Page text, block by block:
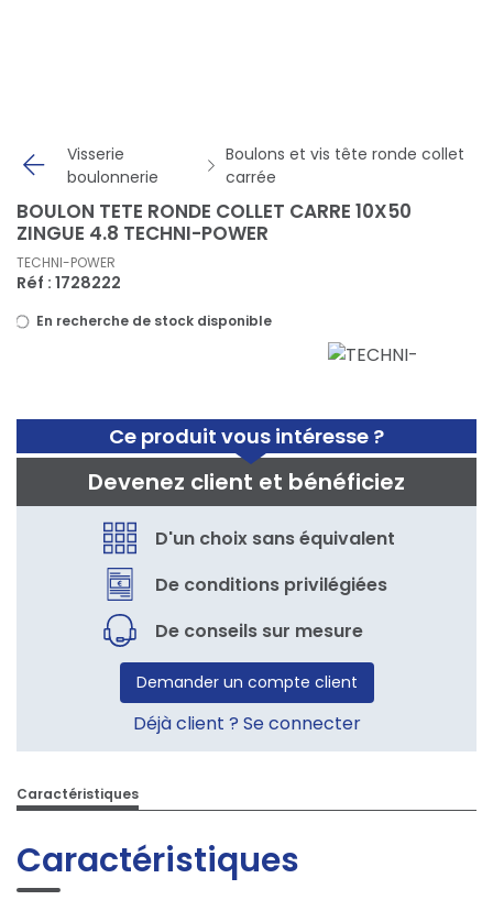
Visserie
boulonnerie
Boulons et vis tête ronde collet
carrée
Ce produit vous intéresse ?
Devenez client et bénéficiez
D'un choix sans équivalent
De conditions privilégiées
De conseils sur mesure
Demander un compte client
Déjà client ? Se connecter
BOULON TETE RONDE COLLET CARRE 10X50
ZINGUE 4.8 TECHNI-POWER
TECHNI-POWER
Réf : 1728222
En recherche de stock disponible
Caractéristiques
Caractéristiques